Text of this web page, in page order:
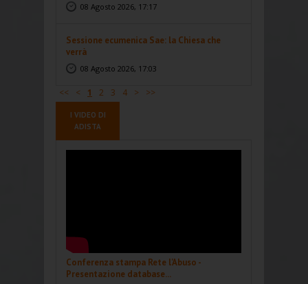
08 Agosto 2026, 17:17
Sessione ecumenica Sae: la Chiesa che
verrà
08 Agosto 2026, 17:03
<< < 1 2 3 4 > >>
I VIDEO DI
ADISTA
Conferenza stampa Rete l'Abuso -
Presentazione database...